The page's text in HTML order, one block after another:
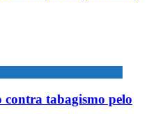
tabagismo pelo